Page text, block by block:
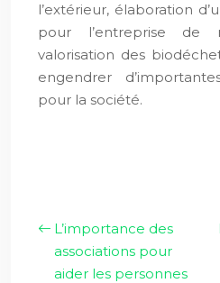
l’extérieur, élaboration
pour l’entreprise de
valorisation des
engendrer
pour la société.
L’importance des
associations pour
aider les personnes